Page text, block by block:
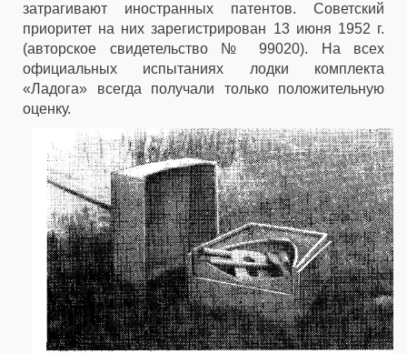
затрагивают иностранных патентов. Советский
приоритет на них зарегистрирован 13 июня 1952 г.
(авторское свидетельство № 99020). На всех
официальных испытаниях лодки комплекта
«Ладога» всегда получали только положительную
оценку.